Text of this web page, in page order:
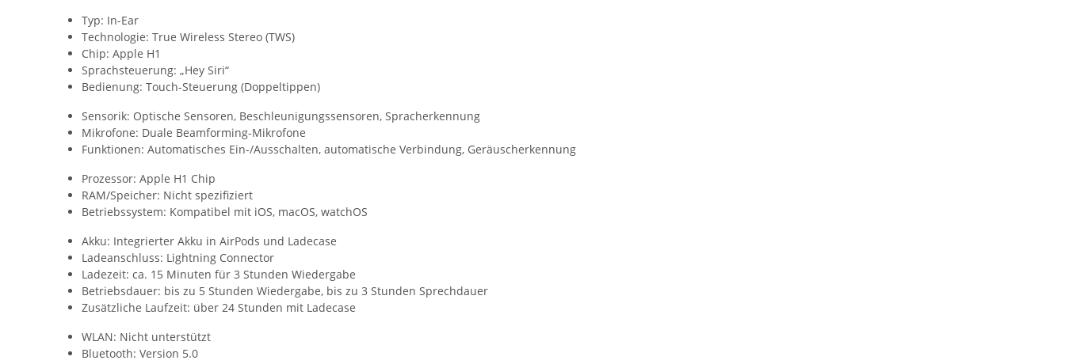
Typ: In-Ear
Technologie: True Wireless Stereo (TWS)
Chip: Apple H1
Sprachsteuerung: „Hey Siri“
Bedienung: Touch-Steuerung (Doppeltippen)
Sensorik: Optische Sensoren, Beschleunigungssensoren, Spracherkennung
Mikrofone: Duale Beamforming-Mikrofone
Funktionen: Automatisches Ein-/Ausschalten, automatische Verbindung, Geräuscherkennung
Prozessor: Apple H1 Chip
RAM/Speicher: Nicht spezifiziert
Betriebssystem: Kompatibel mit iOS, macOS, watchOS
Akku: Integrierter Akku in AirPods und Ladecase
Ladeanschluss: Lightning Connector
Ladezeit: ca. 15 Minuten für 3 Stunden Wiedergabe
Betriebsdauer: bis zu 5 Stunden Wiedergabe, bis zu 3 Stunden Sprechdauer
Zusätzliche Laufzeit: über 24 Stunden mit Ladecase
WLAN: Nicht unterstützt
Bluetooth: Version 5.0